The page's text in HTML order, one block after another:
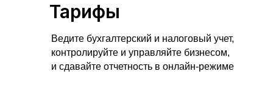
Тарифы
Ведите бухгалтерский и налоговый учет,
контролируйте и управляйте бизнесом,
и сдавайте отчетность в онлайн-режиме